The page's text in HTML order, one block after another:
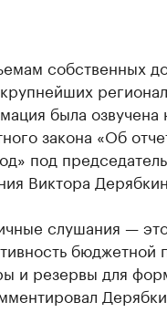
собственных
была озвучена
закона «Об
под
Виктора
слушания —
бюджетной
и резервы для